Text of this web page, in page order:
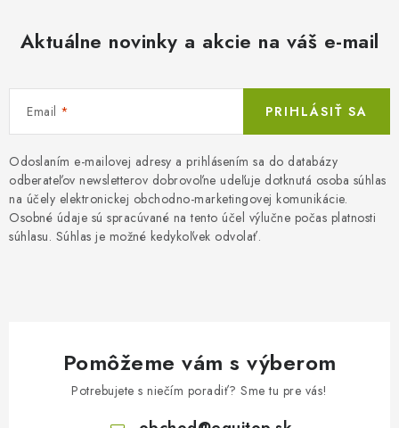
Aktuálne novinky a akcie na váš e-mail
Email
Odoslaním e-mailovej adresy a prihlásením sa do databázy
odberateľov newsletterov dobrovoľne udeľuje dotknutá osoba súhlas
na účely elektronickej obchodno-marketingovej komunikácie.
Osobné údaje sú spracúvané na tento účel výlučne počas platnosti
súhlasu. Súhlas je možné kedykoľvek odvolať.
PRIHLÁSIŤ SA
Pomôžeme vám s výberom
Potrebujete s niečím poradiť? Sme tu pre vás!